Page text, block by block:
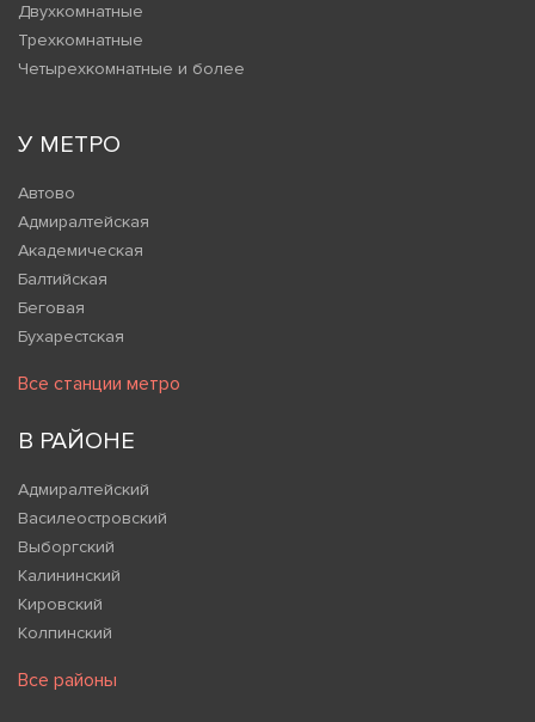
Двухкомнатные
Трехкомнатные
Четырехкомнатные и более
У МЕТРО
Автово
Адмиралтейская
Академическая
Балтийская
Беговая
Бухарестская
Все станции метро
В РАЙОНЕ
Адмиралтейский
Василеостровский
Выборгский
Калининский
Кировский
Колпинский
Все районы